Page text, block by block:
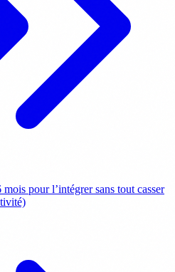
pour l’intégrer sans tout casser